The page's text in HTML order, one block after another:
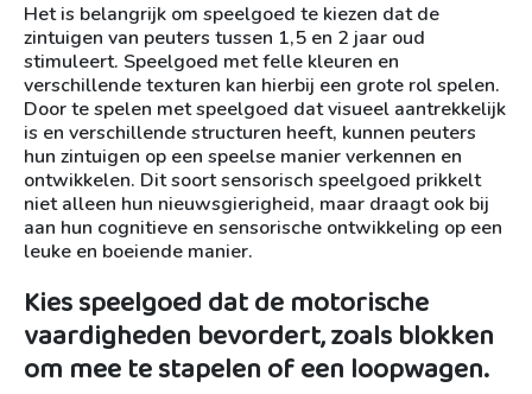
Het is belangrijk om speelgoed te kiezen dat de
zintuigen van peuters tussen 1,5 en 2 jaar oud
stimuleert. Speelgoed met felle kleuren en
verschillende texturen kan hierbij een grote rol spelen.
Door te spelen met speelgoed dat visueel aantrekkelijk
is en verschillende structuren heeft, kunnen peuters
hun zintuigen op een speelse manier verkennen en
ontwikkelen. Dit soort sensorisch speelgoed prikkelt
niet alleen hun nieuwsgierigheid, maar draagt ook bij
aan hun cognitieve en sensorische ontwikkeling op een
leuke en boeiende manier.
Kies speelgoed dat de motorische
vaardigheden bevordert, zoals blokken
om mee te stapelen of een loopwagen.